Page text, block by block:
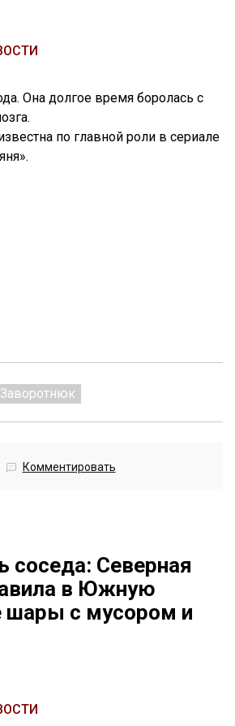
Она долгое время боролась с
по главной роли в сериале
Комментировать
соседа: Северная
в Южную
с мусором и